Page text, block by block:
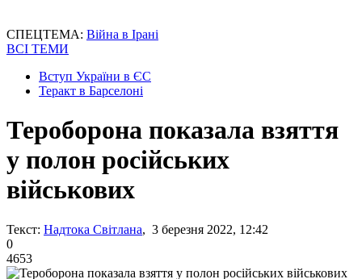
СПЕЦТЕМА: Війна в Ірані
ВСІ ТЕМИ
Вступ України в ЄС
Теракт в Барселоні
Тероборона показала взяття
у полон російських
військових
Текст: Надтока Світлана, 3 березня 2022, 12:42
0
4653